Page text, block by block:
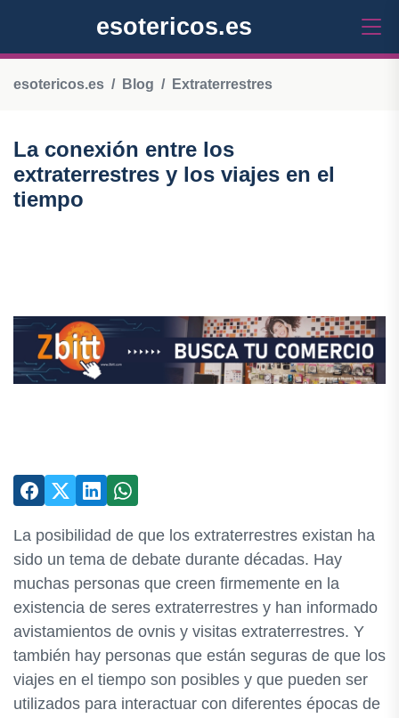
esotericos.es
esotericos.es Blog Extraterrestres
La conexión entre los
extraterrestres y los viajes en el
tiempo
La posibilidad de que los extraterrestres existan ha
sido un tema de debate durante décadas. Hay
muchas personas que creen firmemente en la
existencia de seres extraterrestres y han informado
avistamientos de ovnis y visitas extraterrestres. Y
también hay personas que están seguras de que los
viajes en el tiempo son posibles y que pueden ser
utilizados para interactuar con diferentes épocas de